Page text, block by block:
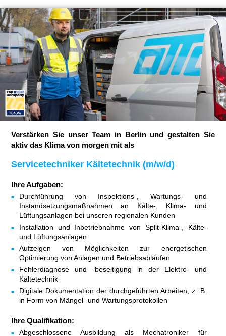
Verstärken Sie unser Team in Berlin und gestalten Sie
aktiv das Klima von morgen mit als
Servicetechniker Kältetechnik (m/w/d)
Ihre Aufgaben:
Durchführung von Inspektions-, Wartungs- und
Instandsetzungsmaßnahmen an Kälte-, Klima- und
Lüftungsanlagen bei unseren regionalen Kunden
Installation und Inbetriebnahme von Split-Klima-, Kälte-
und Lüftungsanlagen
Aufzeigen von Möglichkeiten zur energetischen
Optimierung von Anlagen und Betriebsabläufen
Fehlerdiagnose und -beseitigung in der Elektro- und
Kältetechnik
Digitale Dokumentation der durchgeführten Arbeiten, z. B.
in Form von Mängel- und Wartungsprotokollen
Ihre Qualifikation:
Abgeschlossene Ausbildung als Mechatroniker für